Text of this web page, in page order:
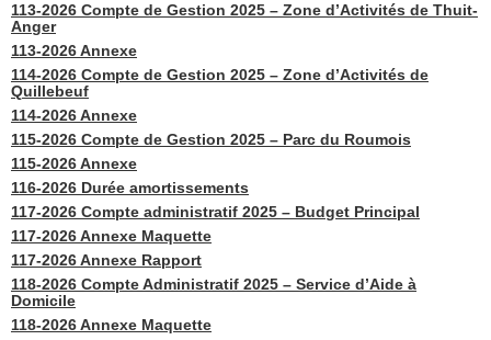
113-2026 Compte de Gestion 2025 – Zone d’Activités de Thuit-
Anger
113-2026 Annexe
114-2026 Compte de Gestion 2025 – Zone d’Activités de
Quillebeuf
114-2026 Annexe
115-2026 Compte de Gestion 2025 – Parc du Roumois
115-2026 Annexe
116-2026 Durée amortissements
117-2026 Compte administratif 2025 – Budget Principal
117-2026 Annexe Maquette
117-2026 Annexe Rapport
118-2026 Compte Administratif 2025 – Service d’Aide à
Domicile
118-2026 Annexe Maquette